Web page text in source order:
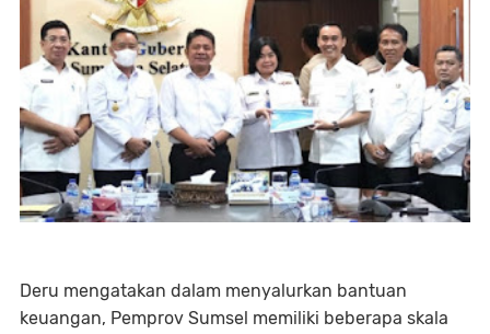
Deru mengatakan dalam menyalurkan bantuan
keuangan, Pemprov Sumsel memiliki beberapa skala